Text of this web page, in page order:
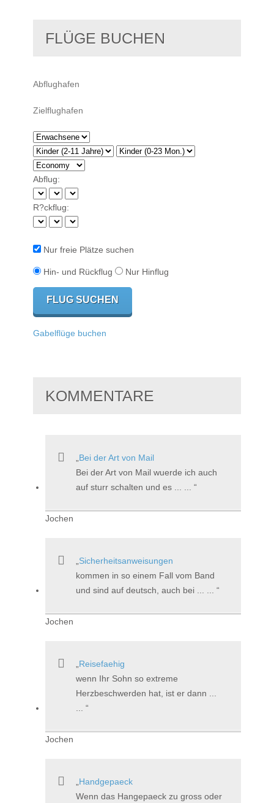
FLÜGE BUCHEN
Abflug:
R?ckflug:
Nur freie Plätze suchen
Hin- und Rückflug Nur Hinflug
Gabelflüge buchen
KOMMENTARE
Bei der Art von Mail
Bei der Art von Mail wuerde ich auch
auf sturr schalten und es ... ...
Jochen
Sicherheitsanweisungen
kommen in so einem Fall vom Band
und sind auf deutsch, auch bei ... ...
Jochen
Reisefaehig
wenn Ihr Sohn so extreme
Herzbeschwerden hat, ist er dann ...
...
Jochen
Handgepaeck
Wenn das Hangepaeck zu gross oder